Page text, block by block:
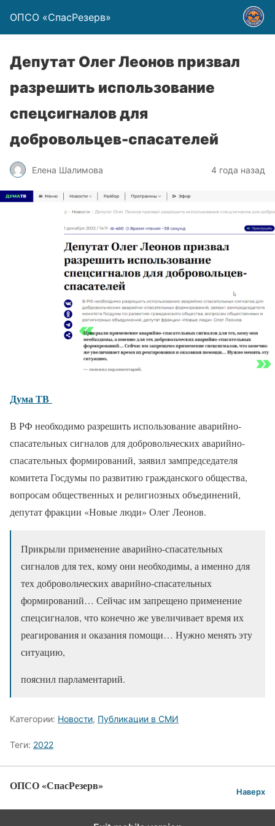
ОПСО «СпасРезерв»
Депутат Олег Леонов призвал
разрешить использование
спецсигналов для
добровольцев-спасателей
Елена Шалимова 4 года назад
Дума ТВ
В РФ необходимо разрешить использование аварийно-
спасательных сигналов для добровольческих аварийно-
спасательных формирований, заявил зампредседателя
комитета Госдумы по развитию гражданского общества,
вопросам общественных и религиозных объединений,
депутат фракции «Новые люди» Олег Леонов.
Прикрыли применение аварийно-спасательных
сигналов для тех, кому они необходимы, а именно для
тех добровольческих аварийно-спасательных
формирований… Сейчас им запрещено применение
спецсигналов, что конечно же увеличивает время их
реагирования и оказания помощи… Нужно менять эту
ситуацию,
пояснил парламентарий.
Категории: Новости, Публикации в СМИ
Теги: 2022
ОПСО «СпасРезерв» Наверх